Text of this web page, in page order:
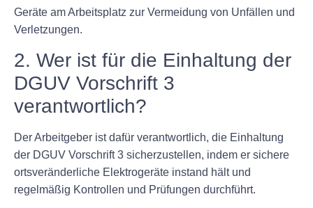
Geräte am Arbeitsplatz zur Vermeidung von Unfällen und
Verletzungen.
2. Wer ist für die Einhaltung der
DGUV Vorschrift 3
verantwortlich?
Der Arbeitgeber ist dafür verantwortlich, die Einhaltung
der DGUV Vorschrift 3 sicherzustellen, indem er sichere
ortsveränderliche Elektrogeräte instand hält und
regelmäßig Kontrollen und Prüfungen durchführt.